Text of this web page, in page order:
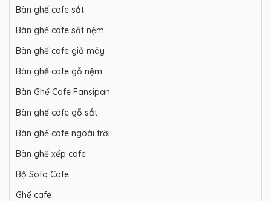
Bàn ghế cafe sắt
Bàn ghế cafe sắt nệm
Bàn ghế cafe giả mây
Bàn ghế cafe gỗ nệm
Bàn Ghế Cafe Fansipan
Bàn ghế cafe gỗ sắt
Bàn ghế cafe ngoài trời
Bàn ghế xếp cafe
Bộ Sofa Cafe
Ghế cafe